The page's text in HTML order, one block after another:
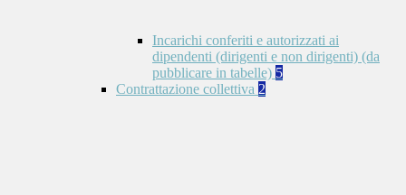
Incarichi conferiti e autorizzati ai
dipendenti (dirigenti e non dirigenti) (da
pubblicare in tabelle) 5
Contrattazione collettiva 2